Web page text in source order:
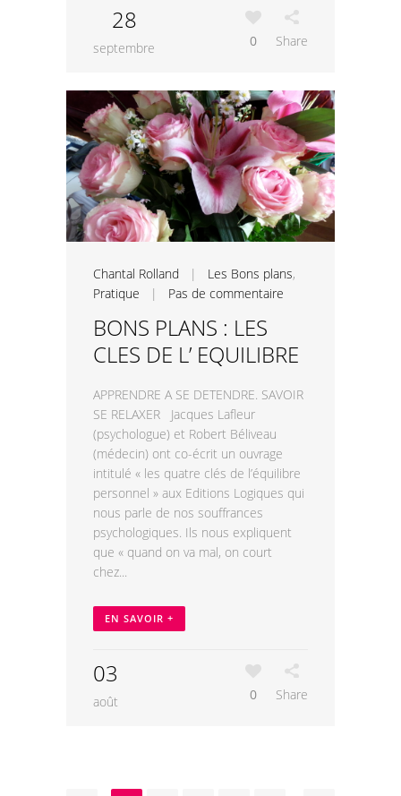
28
septembre 0 Share
Chantal Rolland | Les Bons plans,
Pratique | Pas de commentaire
BONS PLANS : LES
CLES DE L’ EQUILIBRE
APPRENDRE A SE DETENDRE. SAVOIR
SE RELAXER Jacques Lafleur
(psychologue) et Robert Béliveau
(médecin) ont co-écrit un ouvrage
intitulé « les quatre clés de l’équilibre
personnel » aux Editions Logiques qui
nous parle de nos souffrances
psychologiques. Ils nous expliquent
que « quand on va mal, on court
chez...
EN SAVOIR +
03
août 0 Share